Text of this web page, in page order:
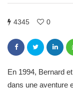
4345 0
En 1994, Bernard
dans une aventure